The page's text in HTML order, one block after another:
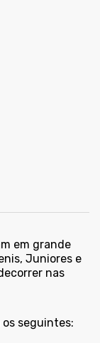
em grande
Juniores e
nas
seguintes: